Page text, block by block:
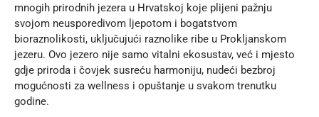
mnogih prirodnih jezera u Hrvatskoj koje plijeni pažnju
svojom neusporedivom ljepotom i bogatstvom
bioraznolikosti, uključujući raznolike ribe u Prokljanskom
jezeru. Ovo jezero nije samo vitalni ekosustav, već i mjesto
gdje priroda i čovjek susreću harmoniju, nudeći bezbroj
mogućnosti za wellness i opuštanje u svakom trenutku
godine.